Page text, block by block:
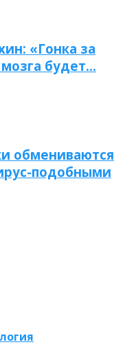
«Гонка за
будет…
обмениваются
подобными